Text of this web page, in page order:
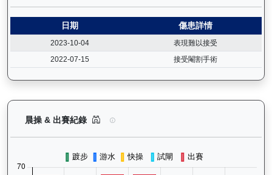
日期 傷患詳情
2023-10-04
表現難以接受
2022-07-15
接受閹割手術
晨操 & 出賽紀錄 健康之星（G374）— 晨操及出賽紀錄圖